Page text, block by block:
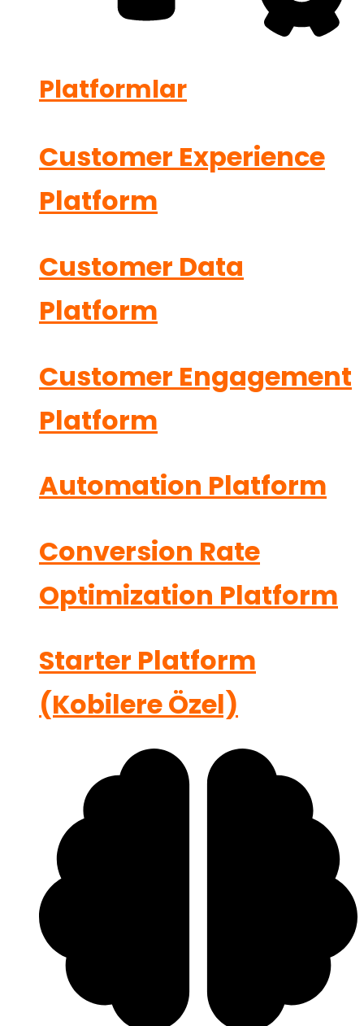
Platformlar
Customer Experience
Platform
Customer Data
Platform
Customer Engagement
Platform
Automation Platform
Conversion Rate
Optimization Platform
Starter Platform
(Kobilere Özel)